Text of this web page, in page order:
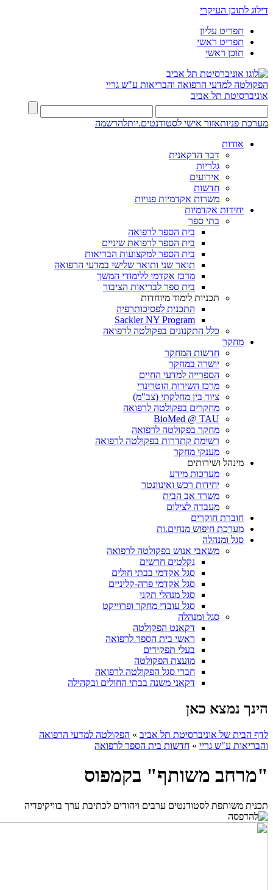
דילוג לתוכן העיקרי
תפריט עליון
תפריט ראשי
תוכן ראשי
הפקולטה למדעי הרפואה והבריאות ע"ש גריי
אוניברסיטת תל אביב
מערכת פניותאזור אישי לסטודנטים.יותלהרשמה
אודות
דבר הדקאנית
גלריות
אירועים
חדשות
משרות אקדמיות פנויות
יחידות אקדמיות
בתי ספר
בית הספר לרפואה
בית הספר לרפואת שיניים
בית הספר למקצועות הבריאות
תואר שני ותואר שלישי במדעי הרפואה
מרכז אקדמי ללימודי המשך
בית ספר לבריאות הציבור
תכניות לימוד מיוחדות
התכנית לפסיכותרפיה
Sackler NY Program
כלל התקנונים בפקולטה לרפואה
מחקר
חדשות המחקר
יושרה במחקר
הספרייה למדעי החיים
מרכז השירות הוטרינרי
ציוד בין מחלקתי (צב"מ)
מחקרים בפקולטה לרפואה
BioMed @ TAU
מחקר בפקולטה לרפואה
רשימת קתדרות בפקולטה לרפואה
מענקי מחקר
מינהל ושירותים
מערכות מידע
יחידות רכש ואינוונטר
משרד אב הבית
מעבדה לצילום
חוברת חוקרים
מערכת חיפוש מנחים.ות
סגל ומנהלה
משאבי אנוש בפקולטה לרפואה
נקלטים חדשים
סגל אקדמי בבתי חולים
סגל אקדמי פרה-קליניים
סגל מנהלי תקני
סגל עובדי מחקר ופרוייקט
סגל ומנהלה
דקאנט הפקולטה
ראשי בית הספר לרפואה
בעלי תפקידים
מועצת הפקולטה
חברי סגל הפקולטה לרפואה
דקאני משנה בבתי החולים ובקהילה
הינך נמצא כאן
לדף הבית של אוניברסיטת תל אביב » הפקולטה למדעי הרפואה
והבריאות ע"ש גריי » חדשות בית הספר לרפואה
"מרחב משותף" בקמפוס
תכנית משותפת לסטודנטים ערבים ויהודים לכתיבת ערך בוויקיפדיה